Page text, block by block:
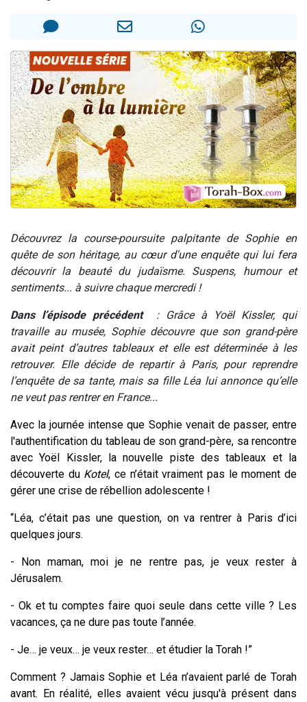
Il reste 49 places pour étudier en groupe sur Zoom
12 nouvelles musiques dans Torah-Box Music
2 personnes viennent de nous rejoindre sur WhatsApp
Découvrez la course-poursuite palpitante de Sophie en
quête de son héritage, au cœur d'une enquête qui lui fera
découvrir la beauté du judaïsme. Suspens, humour et
sentiments... à suivre chaque mercredi !
Dans l’épisode précédent: Grâce à Yoël Kissler, qui
travaille au musée, Sophie découvre que son grand-père
avait peint d’autres tableaux et elle est déterminée à les
retrouver. Elle décide de repartir à Paris, pour reprendre
l’enquête de sa tante, mais sa fille Léa lui annonce qu’elle
ne veut pas rentrer en France...
Avec la journée intense que Sophie venait de passer, entre
l'authentification du tableau de son grand-père, sa rencontre
avec Yoël Kissler, la nouvelle piste des tableaux et la
découverte du Kotel, ce n’était vraiment pas le moment de
gérer une crise de rébellion adolescente !
“Léa, c’était pas une question, on va rentrer à Paris d’ici
quelques jours.
- Non maman, moi je ne rentre pas, je veux rester à
Jérusalem.
- Ok et tu comptes faire quoi seule dans cette ville ? Les
vacances, ça ne dure pas toute l’année.
- Je… je veux… je veux rester… et étudier la Torah !”
Comment ? Jamais Sophie et Léa n’avaient parlé de Torah
avant. En réalité, elles avaient vécu jusqu'à présent dans